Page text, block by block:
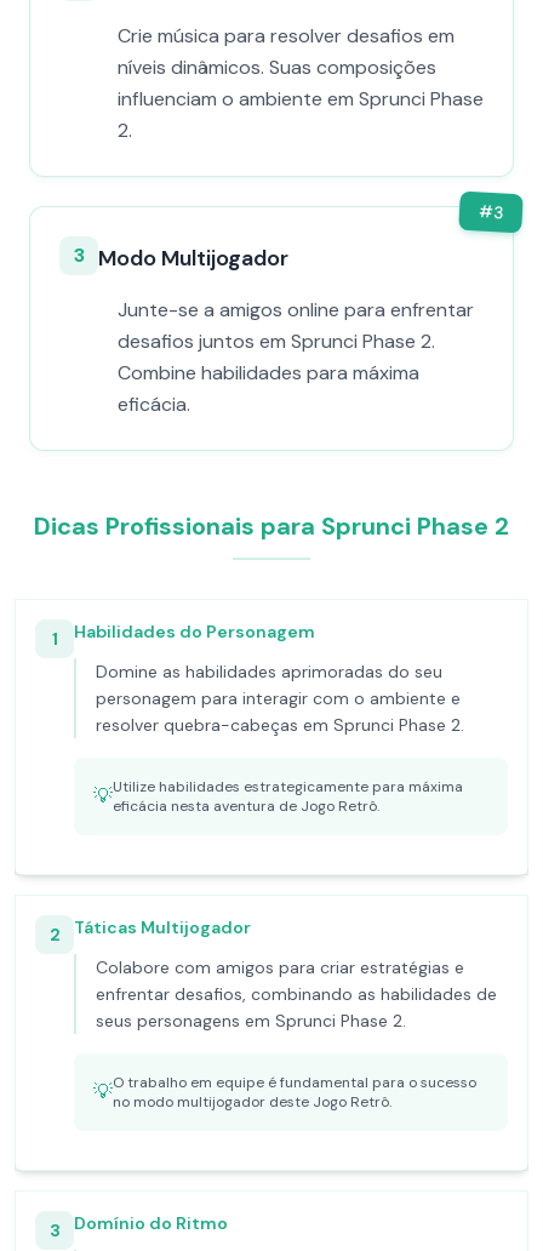
Crie música para resolver desafios em
níveis dinâmicos. Suas composições
influenciam o ambiente em Sprunci Phase
2.
#3
3 Modo Multijogador
Junte-se a amigos online para enfrentar
desafios juntos em Sprunci Phase 2.
Combine habilidades para máxima
eficácia.
Dicas Profissionais para Sprunci Phase 2
1
Habilidades do Personagem
Domine as habilidades aprimoradas do seu
personagem para interagir com o ambiente e
resolver quebra-cabeças em Sprunci Phase 2.
💡Utilize habilidades estrategicamente para máxima
eficácia nesta aventura de Jogo Retrô.
2
Táticas Multijogador
Colabore com amigos para criar estratégias e
enfrentar desafios, combinando as habilidades de
seus personagens em Sprunci Phase 2.
💡O trabalho em equipe é fundamental para o sucesso
no modo multijogador deste Jogo Retrô.
3
Domínio do Ritmo